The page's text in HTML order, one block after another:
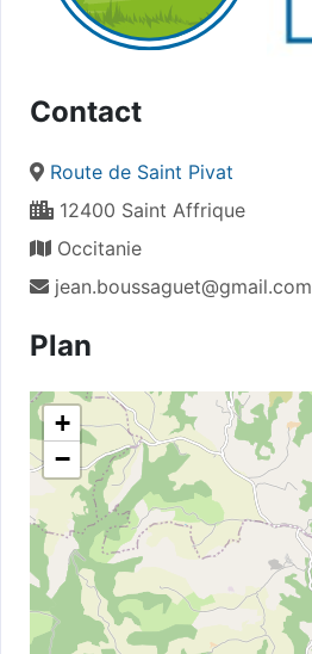
Contact
Route de Saint Pivat
12400 Saint Affrique
Occitanie
jean.boussaguet@gmail.com
Plan
+
−